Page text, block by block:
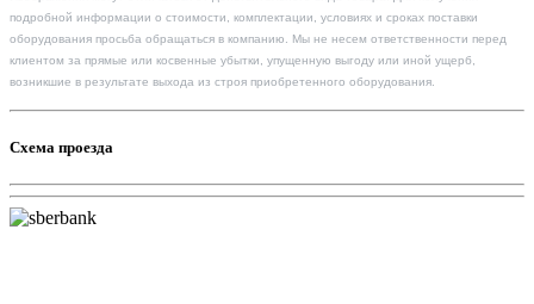
подробной информации о стоимости, комплектации, условиях и сроках поставки
оборудования просьба обращаться в компанию. Мы не несем ответственности перед
клиентом за прямые или косвенные убытки, упущенную выгоду или иной ущерб,
возникшие в результате выхода из строя приобретенного оборудования.
Схема проезда